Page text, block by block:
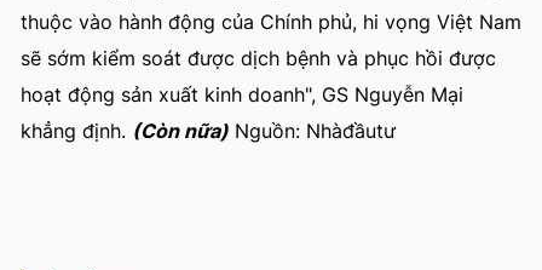
thuộc vào hành động của Chính phủ, hi vọng Việt Nam
sẽ sớm kiểm soát được dịch bệnh và phục hồi được
hoạt động sản xuất kinh doanh", GS Nguyễn Mại
khẳng định. (Còn nữa) Nguồn: Nhàđầutư